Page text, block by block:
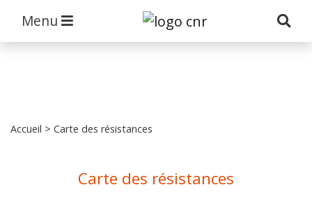
Menu
Accueil > Carte des résistances
Carte des résistances